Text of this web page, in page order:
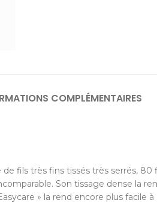
COMPLÉMENTAIRES
fils très fins tissés très serrés,
Son tissage dense la
» la rend encore plus facile à